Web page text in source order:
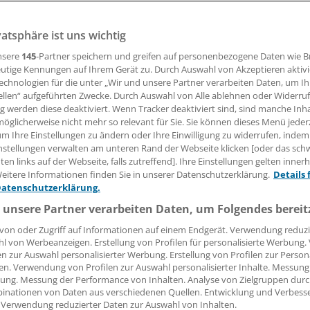
dem kommenden Jahr müssen sich in der GKV freiwillig
die Krankengeld in Anspruch nehmen wollen, über
absichern. Grund: Mit der Einführung des
Beitragssatz (15,5 Prozent) sowie für Freiberufler den
Krankengeldanspruch.
der Selbstständigen einen
eigenen Angaben erste Kasse hat die Barmer
einen entsprechenden Wahltarif an.
ist uns wichtig
145-Partner speichern und greifen auf personenbezogene Daten wie
Kennungen auf Ihrem Gerät zu. Durch Auswahl von Akzeptieren
für die unter „Wir und unsere Partner verarbeiten Daten, um
aufgeführten Zwecke. Durch Auswahl von Alle ablehnen oder
werden diese deaktiviert. Wenn Tracker deaktiviert sind, sind manche
nicht mehr so relevant für Sie. Sie können dieses Menü
Ihre Einstellungen zu ändern oder Ihre Einwilligung zu widerrufen, indem
verwalten am unteren Rand der Webseite klicken [oder das
links auf der Webseite, falls zutreffend]. Ihre Einstellungen gelten
Informationen finden Sie in unserer Datenschutzerklärung. Details
Partner verarbeiten Daten, um Folgendes
oder Zugriff auf Informationen auf einem Endgerät. Verwendung
von Werbeanzeigen. Erstellung von Profilen für personalisierte
zur Auswahl personalisierter Werbung. Erstellung von Profilen zur
Verwendung von Profilen zur Auswahl personalisierter Inhalte.
Messung der Performance von Inhalten. Analyse von Zielgruppen
von Daten aus verschiedenen Quellen. Entwicklung und
reduzierter Daten zur Auswahl von Inhalten.